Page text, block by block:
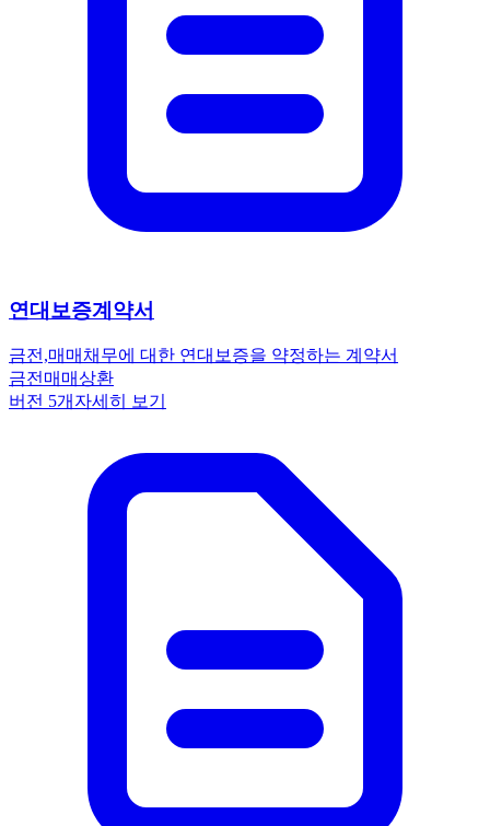
연대보증계약서
금전,매매채무에 대한 연대보증을 약정하는 계약서
금전매매상환
버전 5개 자세히 보기